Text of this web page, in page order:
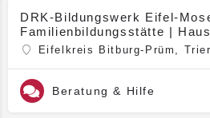
DRK-Bildungswerk Eifel-
Familienbildungsstätte |
Eifelkreis Bitburg-Prüm,
Beratung & Hilfe